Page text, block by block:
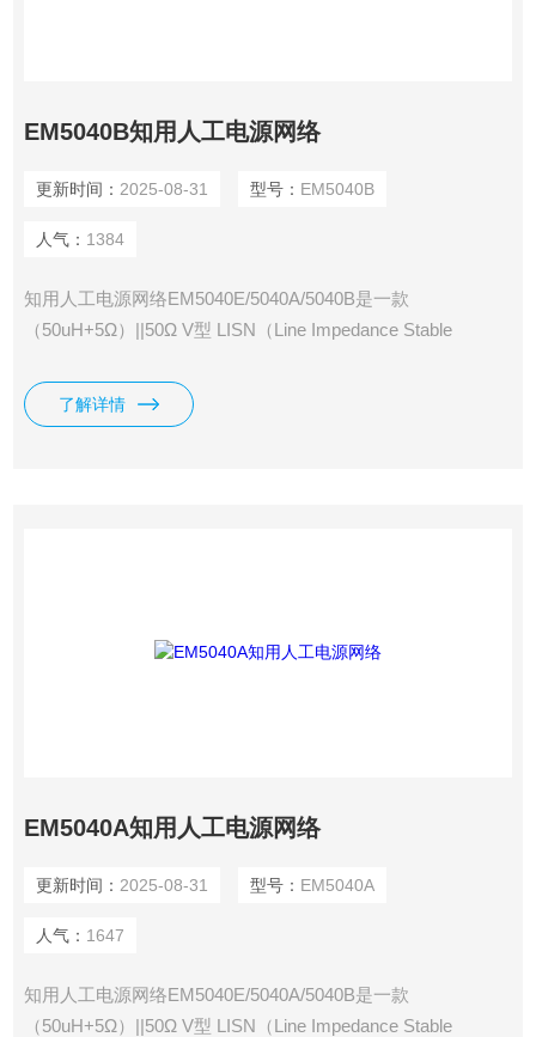
EM5040B知用人工电源网络
更新时间： 2025-08-31 型号： EM5040B
人气： 1384
知用人工电源网络EM5040E/5040A/5040B是一款
（50uH+5Ω）||50Ω V型 LISN（Line Impedance Stable
备端子和参考地之间提供稳定的阻抗，同时又将来自电网的无
用信号与测量电路隔离开,仅将被测试设备的干扰电压耦合到
了解详情
EM5040A知用人工电源网络
更新时间： 2025-08-31 型号： EM5040A
人气： 1647
知用人工电源网络EM5040E/5040A/5040B是一款
（50uH+5Ω）||50Ω V型 LISN（Line Impedance Stable